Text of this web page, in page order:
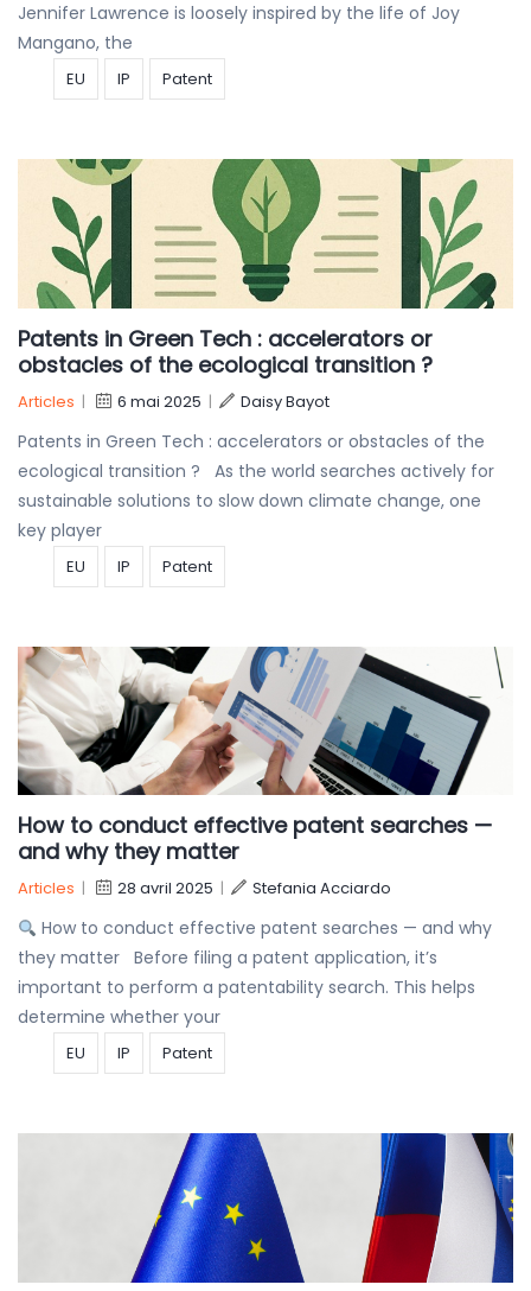
Jennifer Lawrence is loosely inspired by the life of Joy
Mangano, the
EU IP Patent
Patents in Green Tech : accelerators or
obstacles of the ecological transition ?
Articles | 6 mai 2025 | Daisy Bayot
Patents in Green Tech : accelerators or obstacles of the
ecological transition ? As the world searches actively for
sustainable solutions to slow down climate change, one
key player
EU IP Patent
How to conduct effective patent searches —
and why they matter
Articles | 28 avril 2025 | Stefania Acciardo
How to conduct effective patent searches — and why
they matter Before filing a patent application, it’s
important to perform a patentability search. This helps
determine whether your
EU IP Patent